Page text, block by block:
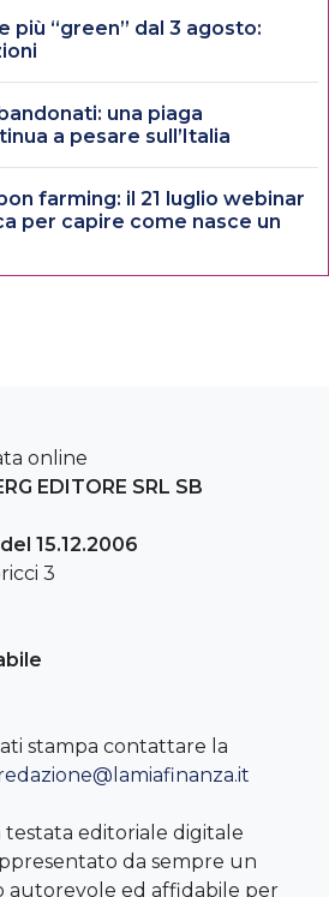
più “green” dal 3 agosto:
una piaga
a pesare sull’Italia
farming: il 21 luglio webinar
per capire come nasce un
online
EDITORE SRL SB
15.12.2006
3
stampa contattare la
testata editoriale digitale
da sempre un
ed affidabile per